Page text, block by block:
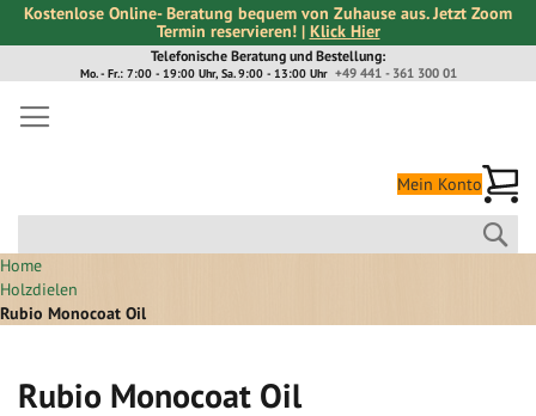
Kostenlose Online- Beratung bequem von Zuhause aus. Jetzt Zoom
Termin reservieren! | Klick Hier
zum
Inhalt
Telefonische Beratung und Bestellung:
+49 441 - 361 300 01
Mo. - Fr.: 7:00 - 19:00 Uhr, Sa. 9:00 - 13:00 Uhr
Mein Konto
Home
Holzdielen
Rubio Monocoat Oil
Rubio Monocoat Oil